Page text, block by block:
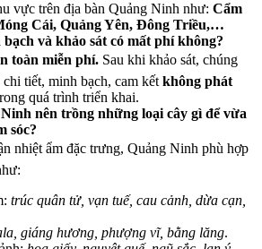
vực trên địa bàn Quảng Ninh như: Cẩm
Cái, Quảng Yên, Đông Triều,…
và khảo sát có mất phí không?
toàn miễn phí. Sau khi khảo sát, chúng
tiết, minh bạch, cam kếtkhông phát
quá trình triển khai.
nên trồng những loại cây gì để vừa
sóc?
nhiệt ẩm đặc trưng, Quảng Ninh phù hợp
trúc quân tử, vạn tuế, cau cảnh, dừa cạn,
giáng hương, phượng vĩ, bằng lăng.